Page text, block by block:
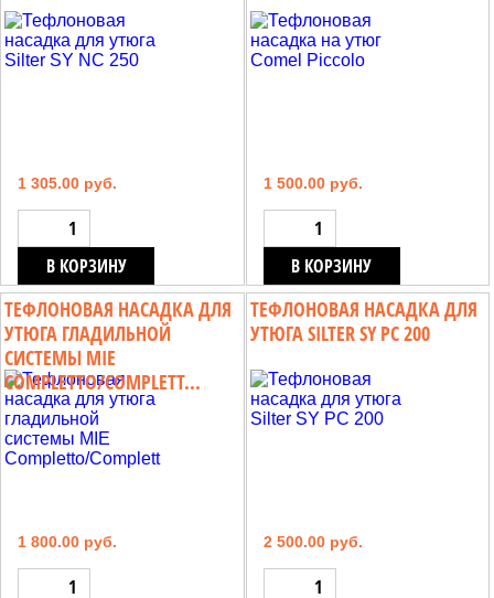
1 305.00 руб.
В КОРЗИНУ
1 500.00 руб.
В КОРЗИНУ
ТЕФЛОНОВАЯ НАСАДКА ДЛЯ
УТЮГА ГЛАДИЛЬНОЙ
СИСТЕМЫ MIE
COMPLETTO/COMPLETT...
1 800.00 руб.
ТЕФЛОНОВАЯ НАСАДКА ДЛЯ
УТЮГА SILTER SY PC 200
2 500.00 руб.